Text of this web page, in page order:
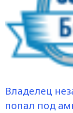
Владелец
попал под